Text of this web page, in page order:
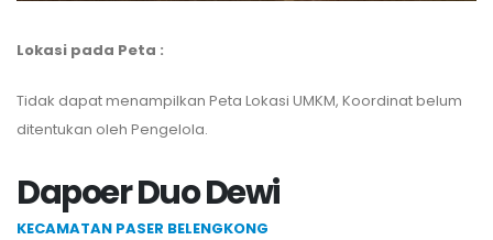
Dapoer Duo Dewi
KECAMATAN PASER BELENGKONG
Lokasi pada Peta :
Tidak dapat menampilkan Peta Lokasi UMKM, Koordinat belum
ditentukan oleh Pengelola.